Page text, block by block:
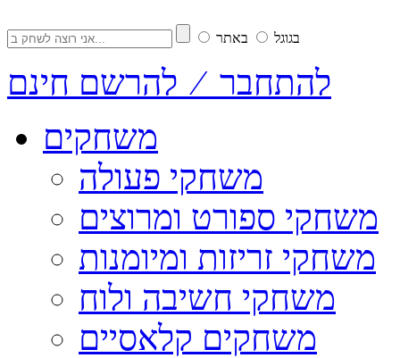
בגוגל באתר
להתחבר ⁄ להרשם חינם
משחקים
משחקי פעולה
משחקי ספורט ומרוצים
משחקי זריזות ומיומנות
משחקי חשיבה ולוח
משחקים קלאסיים